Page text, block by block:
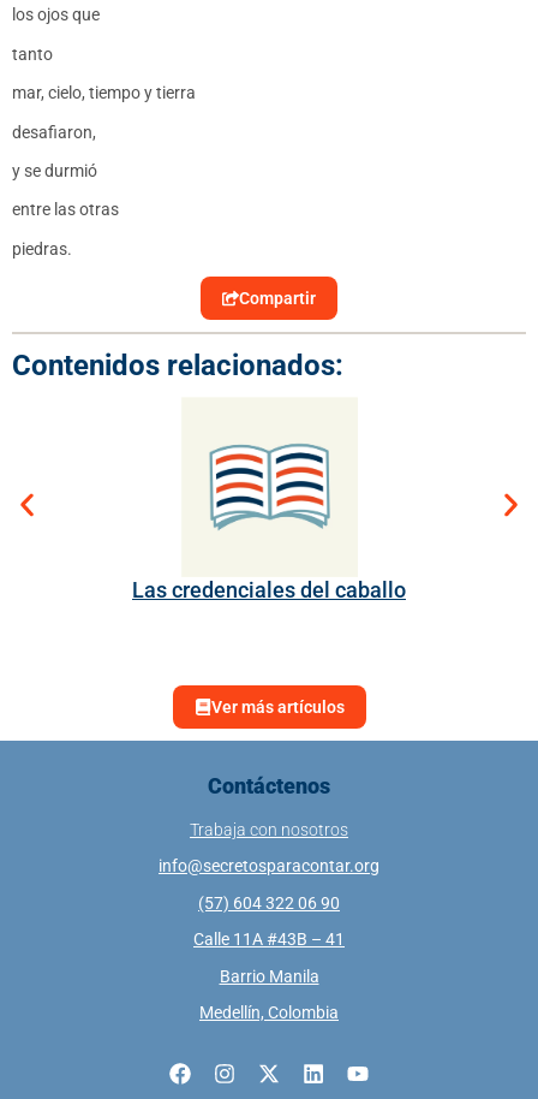
los ojos que
tanto
mar, cielo, tiempo y tierra
desafiaron,
y se durmió
entre las otras
piedras.
Compartir
Contenidos relacionados:
Las credenciales del caballo
Ver más artículos
Contáctenos
Trabaja con nosotros
info@secretosparacontar.org
(57) 604 322 06 90
Calle 11A #43B – 41
Barrio Manila
Medellín, Colombia